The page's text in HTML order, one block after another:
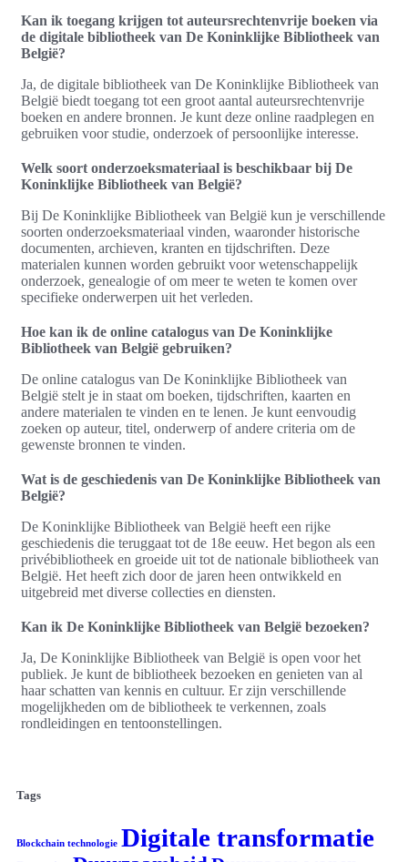
Kan ik toegang krijgen tot auteursrechtenvrije boeken via
de digitale bibliotheek van De Koninklijke Bibliotheek van
België?
Ja, de digitale bibliotheek van De Koninklijke Bibliotheek van
België biedt toegang tot een groot aantal auteursrechtenvrije
boeken en andere bronnen. Je kunt deze online raadplegen en
gebruiken voor studie, onderzoek of persoonlijke interesse.
Welk soort onderzoeksmateriaal is beschikbaar bij De
Koninklijke Bibliotheek van België?
Bij De Koninklijke Bibliotheek van België kun je verschillende
soorten onderzoeksmateriaal vinden, waaronder historische
documenten, archieven, kranten en tijdschriften. Deze
materialen kunnen worden gebruikt voor wetenschappelijk
onderzoek, genealogie of om meer te weten te komen over
specifieke onderwerpen uit het verleden.
Hoe kan ik de online catalogus van De Koninklijke
Bibliotheek van België gebruiken?
De online catalogus van De Koninklijke Bibliotheek van
België stelt je in staat om boeken, tijdschriften, kaarten en
andere materialen te vinden en te lenen. Je kunt eenvoudig
zoeken op auteur, titel, onderwerp of andere criteria om de
gewenste bronnen te vinden.
Wat is de geschiedenis van De Koninklijke Bibliotheek van
België?
De Koninklijke Bibliotheek van België heeft een rijke
geschiedenis die teruggaat tot de 18e eeuw. Het begon als een
privébibliotheek en groeide uit tot de nationale bibliotheek van
België. Het heeft zich door de jaren heen ontwikkeld en
uitgebreid met diverse collecties en diensten.
Kan ik De Koninklijke Bibliotheek van België bezoeken?
Ja, De Koninklijke Bibliotheek van België is open voor het
publiek. Je kunt de bibliotheek bezoeken en genieten van al
haar schatten van kennis en cultuur. Er zijn verschillende
mogelijkheden om de bibliotheek te verkennen, zoals
rondleidingen en tentoonstellingen.
Tags
Blockchain technologie Digitale transformatie